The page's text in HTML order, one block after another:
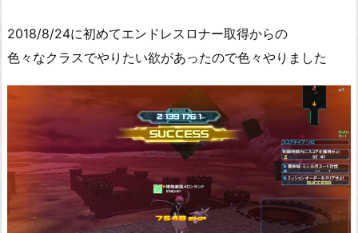
2018/8/24に初めてエンドレスロナー取得からの
色々なクラスでやりたい欲があったので色々やりました